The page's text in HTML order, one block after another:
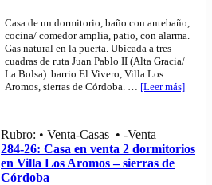
Casa de un dormitorio, baño con antebaño,
cocina/ comedor amplia, patio, con alarma.
Gas natural en la puerta. Ubicada a tres
cuadras de ruta Juan Pablo II (Alta Gracia/
La Bolsa). barrio El Vivero, Villa Los
Aromos, sierras de Córdoba.
[Leer más]
Rubro: • Venta-Casas • -Venta
284-26: Casa en venta 2 dormitorios
en Villa Los Aromos – sierras de
Córdoba